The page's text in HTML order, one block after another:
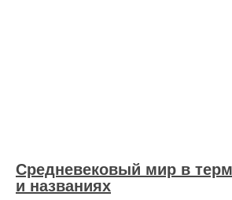
Средневековый мир в
и названиях